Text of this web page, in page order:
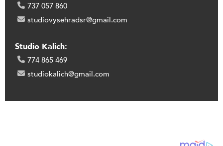
737 057 860
studiovysehradsr@gmail.com
Studio Kalich:
774 865 469
studiokalich@gmail.com